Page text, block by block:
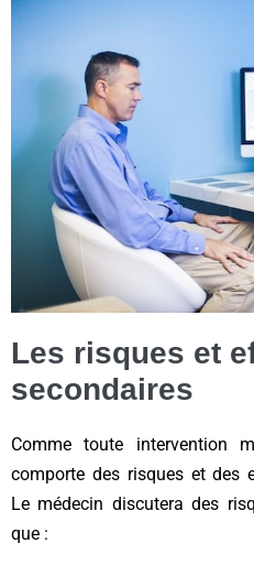
Les risques et
secondaires
Comme toute intervention
comporte des risques et des
Le médecin discutera des
que :